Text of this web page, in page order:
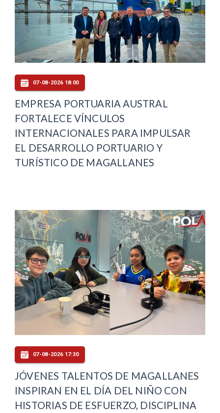
07-08-2026 18:00
EMPRESA PORTUARIA AUSTRAL
FORTALECE VÍNCULOS
INTERNACIONALES PARA IMPULSAR
EL DESARROLLO PORTUARIO Y
TURÍSTICO DE MAGALLANES
07-08-2026 17:30
JÓVENES TALENTOS DE MAGALLANES
INSPIRAN EN EL DÍA DEL NIÑO CON
HISTORIAS DE ESFUERZO, DISCIPLINA